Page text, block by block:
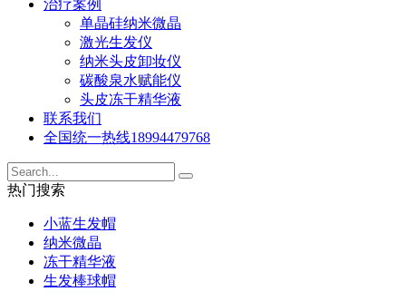
治疗案例
单晶硅纳米微晶
激光生发仪
纳米头皮卸妆仪
碳酸泉水赋能仪
头皮冻干精华液
联系我们
全国统一热线18994479768
热门搜索
小蓝生发帽
纳米微晶
冻干精华液
生发棒球帽